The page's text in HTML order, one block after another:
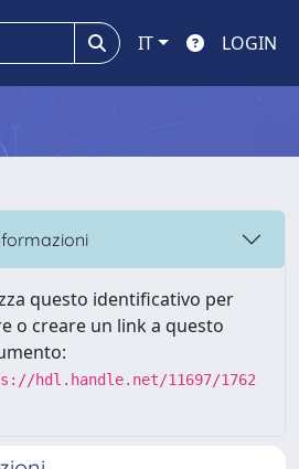
IT LOGIN
questo identificativo per
o creare un link a questo
hdl.handle.net/11697/1762